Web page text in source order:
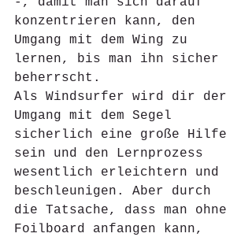
konzentrieren kann, den
Umgang mit dem Wing zu
lernen, bis man ihn sicher
beherrscht.
Als Windsurfer wird dir der
Umgang mit dem Segel
sicherlich eine große Hilfe
sein und den Lernprozess
wesentlich erleichtern und
beschleunigen. Aber durch
die Tatsache, dass man ohne
Foilboard anfangen kann,